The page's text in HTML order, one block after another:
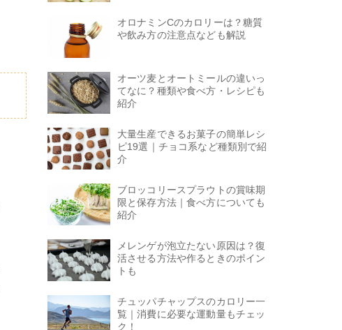
オロナミンCのカロリーは？糖質
や飲み方の注意点なども解説
オーツ麦とオートミールの違いっ
てなに？種類や食べ方・レシピも
紹介
大量生産できるお菓子の簡単レシ
ピ19選｜チョコ系など種類別で紹
介
ブロッコリースプラウトの賞味期
限と保存方法｜食べ方についても
紹介
メレンゲが泡立たない原因は？復
活させる方法や作るときのポイン
トも
チュッパチャップスのカロリー一
覧｜消費に必要な運動量もチェッ
ク！